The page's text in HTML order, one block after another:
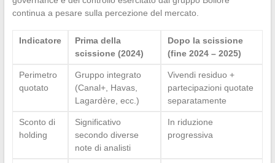
continua a pesare sulla percezione del mercato.
Indicatore
Prima della
scissione (2024)
Dopo la scissione
(fine 2024 – 2025)
Perimetro
quotato
Gruppo integrato
(Canal+, Havas,
Lagardère, ecc.)
Vivendi residuo +
partecipazioni quotate
separatamente
Sconto di
holding
Significativo
secondo diverse
note di analisti
In riduzione
progressiva